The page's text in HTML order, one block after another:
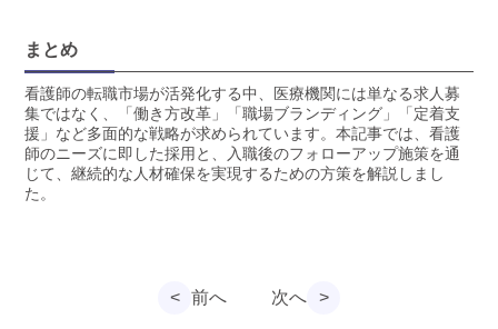
まとめ
看護師の転職市場が活発化する中、医療機関には単なる求人募
集ではなく、「働き方改革」「職場ブランディング」「定着支
援」など多面的な戦略が求められています。本記事では、看護
師のニーズに即した採用と、入職後のフォローアップ施策を通
じて、継続的な人材確保を実現するための方策を解説しまし
た。
< 前へ 次へ >